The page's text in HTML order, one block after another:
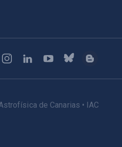
de Canarias • IAC